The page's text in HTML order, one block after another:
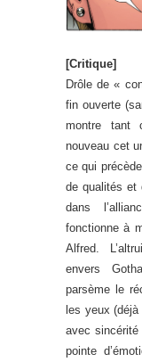
[Critique]
Drôle de «
fin ouverte
montre tant
nouveau cet
ce qui
de qualités et
dans
fonctionne à
Alfred.
envers
parsème le
les yeux (déjà
avec
pointe